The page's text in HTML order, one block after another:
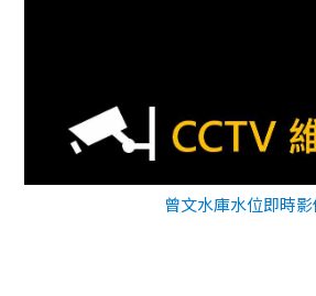
曾文水庫水位即時影